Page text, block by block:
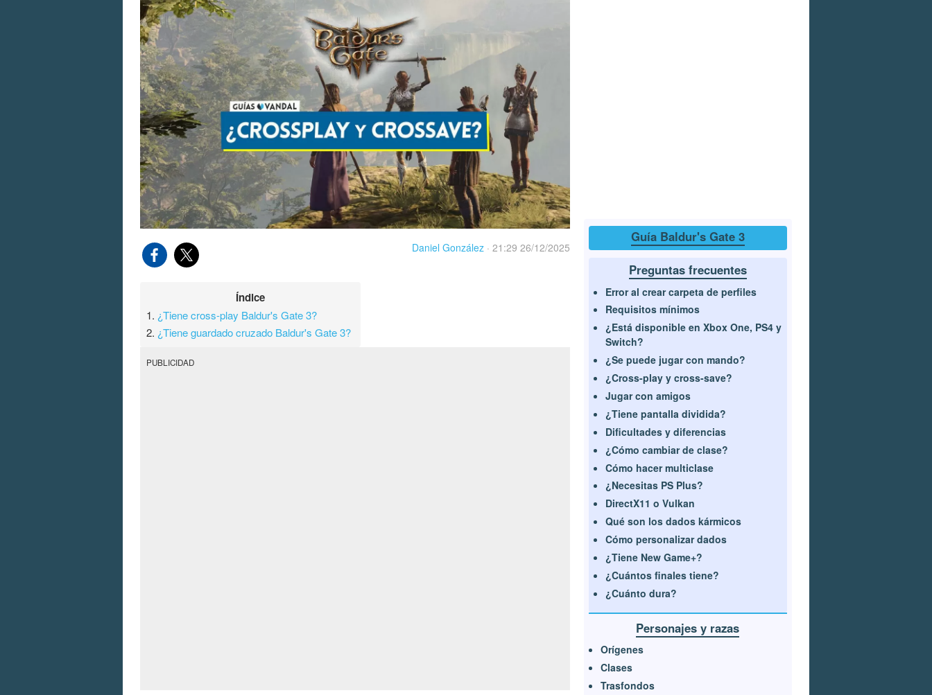
Daniel González · 21:29 26/12/2025
Índice
1. ¿Tiene cross-play Baldur's Gate 3?
2. ¿Tiene guardado cruzado Baldur's Gate 3?
PUBLICIDAD
Guía Baldur's Gate 3
Preguntas frecuentes
Error al crear carpeta de perfiles
Requisitos mínimos
¿Está disponible en Xbox One, PS4 y
Switch?
¿Se puede jugar con mando?
¿Cross-play y cross-save?
Jugar con amigos
¿Tiene pantalla dividida?
Dificultades y diferencias
¿Cómo cambiar de clase?
Cómo hacer multiclase
¿Necesitas PS Plus?
DirectX11 o Vulkan
Qué son los dados kármicos
Cómo personalizar dados
¿Tiene New Game+?
¿Cuántos finales tiene?
¿Cuánto dura?
Personajes y razas
Orígenes
Clases
Trasfondos